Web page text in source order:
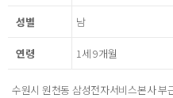
성별 남
연령 1세 9개월
수원시 원천동 삼성전자서비스본사 부